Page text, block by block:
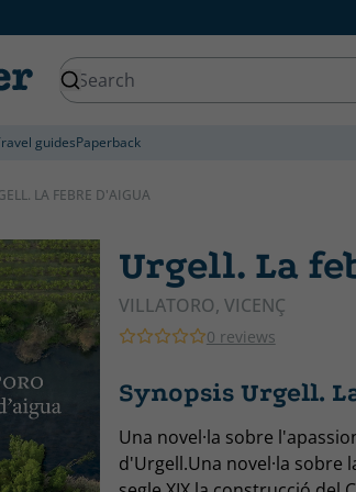
guidesPaperback
LA FEBRE D'AIGUA
CATALAN
Urgell. La
VILLATORO, VICENÇ
0 reviews
Synopsis Urgell.
Una novel·la sobre
d'Urgell.Una novel·la